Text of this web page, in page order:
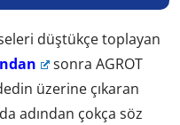
düştükçe toplayan
sonra AGROT
üzerine çıkaran
adından çokça söz